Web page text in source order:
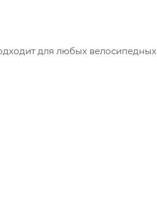
для любых велосипедных